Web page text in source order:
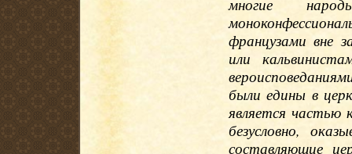
французами вне
или
были едины в
является частью
безусловно,
составляющие